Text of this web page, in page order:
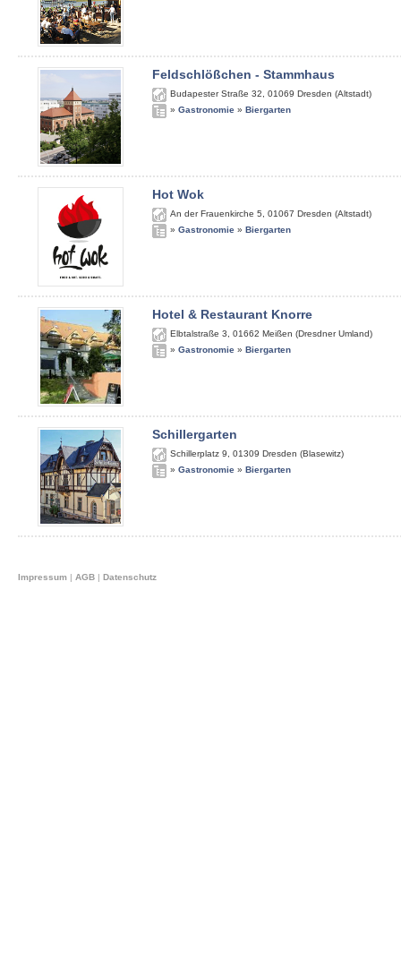
Feldschlößchen - Stammhaus
Budapester Straße 32 01069 Dresden (Altstadt)
» Gastronomie » Biergarten
Hot Wok
An der Frauenkirche 5 01067 Dresden (Altstadt)
» Gastronomie » Biergarten
Hotel & Restaurant Knorre
Elbtalstraße 3 01662 Meißen (Dresdner Umland)
» Gastronomie » Biergarten
Schillergarten
Schillerplatz 9 01309 Dresden (Blasewitz)
» Gastronomie » Biergarten
Impressum | AGB | Datenschutz